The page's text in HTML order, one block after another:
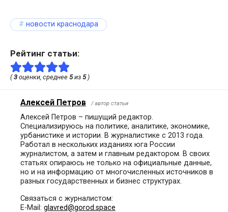
новости краснодара
Рейтинг статьи:
(3 оценки, среднее 5из 5)
Алексей Петров / автор статьи
Алексей Петров – пишущий редактор.
Специализируюсь на политике, аналитике, экономике,
урбанистике и истории. В журналистике с 2013 года.
Работал в нескольких изданиях юга России
журналистом, а затем и главным редактором. В своих
статьях опираюсь не только на официальные данные,
но и на информацию от многочисленных источников в
разных государственных и бизнес структурах.
Связаться с журналистом:
E-Mail: glavred@gorod.space